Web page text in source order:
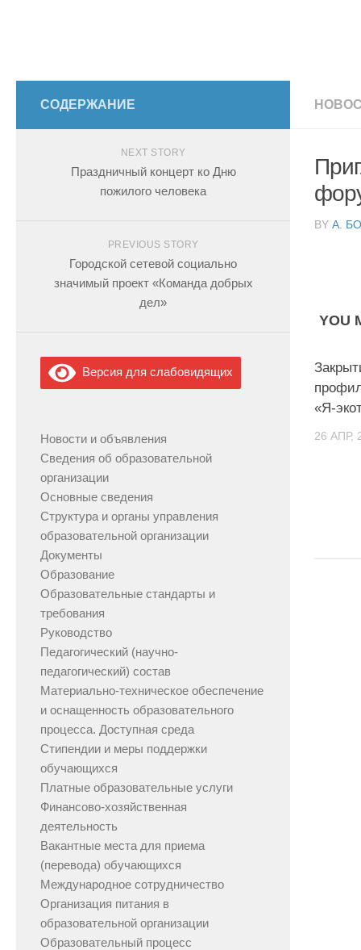
BY А.
YOU
«Я-
26 АПР,
СОДЕРЖАНИЕ
NEXT STORY
Праздничный концерт ко Дню
пожилого человека
PREVIOUS STORY
Городской сетевой социально
значимый проект «Команда добрых
дел»
Версия для слабовидящих
Новости и объявления
Сведения об образовательной
организации
Основные сведения
Структура и органы управления
образовательной организации
Документы
Образование
Образовательные стандарты и
требования
Руководство
Педагогический (научно-
педагогический) состав
Материально-техническое обеспечение
и оснащенность образовательного
процесса. Доступная среда
Стипендии и меры поддержки
обучающихся
Платные образовательные услуги
Финансово-хозяйственная
деятельность
Вакантные места для приема
(перевода) обучающихся
Международное сотрудничество
Организация питания в
образовательной организации
Образовательный процесс